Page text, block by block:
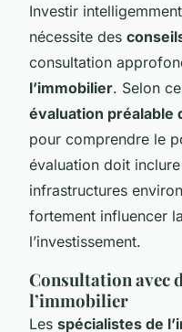
Investir
nécessite des
consultation
l’immobilier. Selon
évaluation préalable
pour comprendre le
évaluation doit
infrastructures
fortement influencer
l’investissement.
Consultation avec
l’immobilier
Les spécialistes de